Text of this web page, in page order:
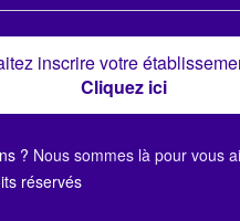
inscrire votre
Cliquez ici
? Nous sommes là pour vous
réservés